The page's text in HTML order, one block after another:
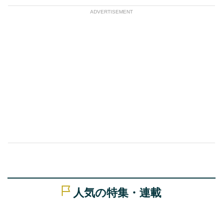
ADVERTISEMENT
人気の特集・連載